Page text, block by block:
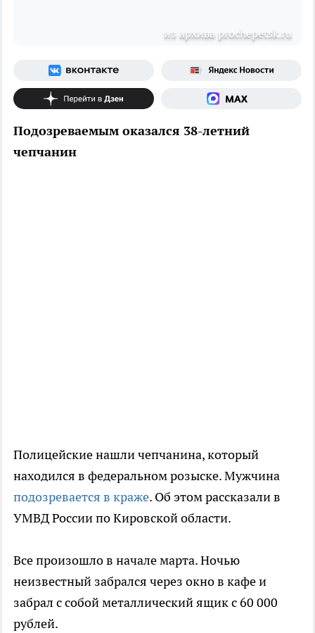
из архива prochepetsk.ru
Подозреваемым оказался 38-летний
чепчанин
Полицейские нашли чепчанина, который
находился в федеральном розыске. Мужчина
подозревается в краже. Об этом рассказали в
УМВД России по Кировской области.
Все произошло в начале марта. Ночью
неизвестный забрался через окно в кафе и
забрал с собой металлический ящик с 60 000
рублей.